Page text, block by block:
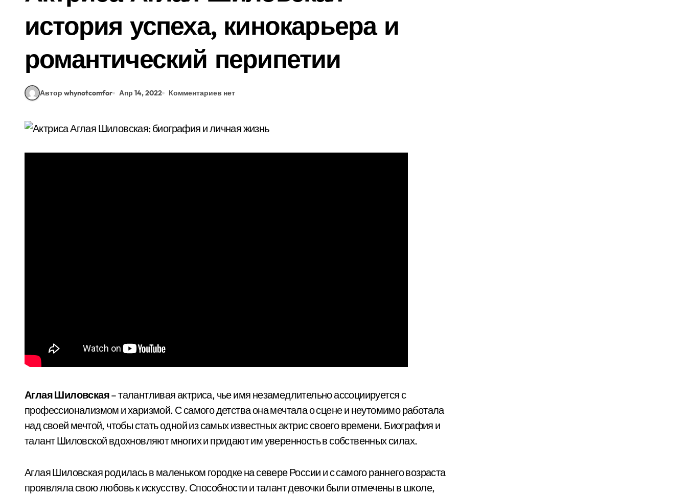
история успеха, кинокарьера и
романтический перипетии
Автор whynotcomfor Апр 14, 2022 Комментариев нет
Аглая Шиловская– талантливая актриса, чье имя незамедлительно ассоциируется с
профессионализмом и харизмой. С самого детства она мечтала о сцене и неутомимо работала
над своей мечтой, чтобы стать одной из самых известных актрис своего времени. Биография и
талант Шиловской вдохновляют многих и придают им уверенность в собственных силах.
Аглая Шиловская родилась в маленьком городке на севере России и с самого раннего возраста
проявляла свою любовь к искусству. Способности и талант девочки были отмечены в школе,